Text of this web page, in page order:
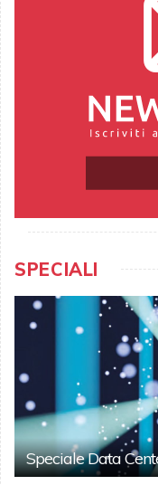
SPECIALI
Speciale Data